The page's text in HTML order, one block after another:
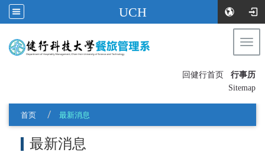
UCH
回健行首页
行事历
Sitemap
首页 最新消息
最新消息